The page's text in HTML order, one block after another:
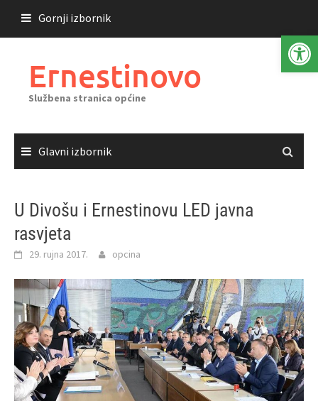
sadržaja
Gornji izbornik
Ernestinovo
Službena stranica općine
Glavni izbornik
U Divošu i Ernestinovu LED javna
rasvjeta
29. rujna 2017. opcina